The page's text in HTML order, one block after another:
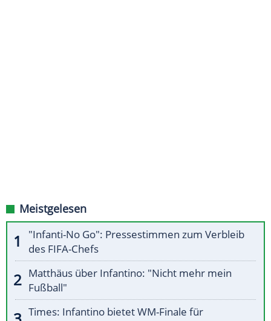
Meistgelesen
"Infanti-No Go": Pressestimmen zum Verbleib
des FIFA-Chefs
Matthäus über Infantino: "Nicht mehr mein
Fußball"
Times: Infantino bietet WM-Finale für